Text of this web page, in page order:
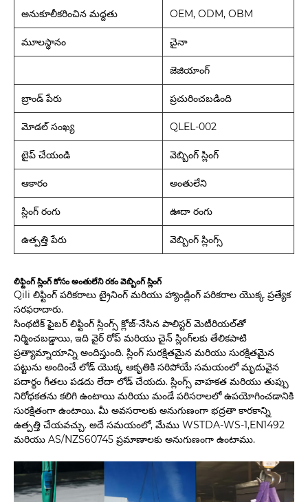
అనుకూలీకరించిన మద్దతు OEM, ODM, OBM
మూలస్థానం చైనా
జెజియాంగ్
బ్రాండ్ పేరు ప్రచురించబడింది
మోడల్ సంఖ్య QLEL-002
టైప్ చేయండి వెబ్బింగ్ స్లింగ్
ఆకారం అంతులేని
స్లింగ్ రంగు ఊదా రంగు
ఉత్పత్తి పేరు వెబ్బింగ్ స్లింగ్స్
లిఫ్టింగ్ స్లింగ్ కోసం అంతులేని రకం వెబ్బింగ్ స్లింగ్
Qili లిఫ్టింగ్ పరికరాలు ట్రైనింగ్ మరియు హ్యాండ్లింగ్ పరికరాల యొక్క ప్రత్యేక
సరఫరాదారు.
సింథటిక్ ఫైబర్ లిఫ్టింగ్ స్లింగ్స్ క్లోజ్-నేసిన పాలిస్టర్ మెటీరియల్‌తో
నిర్మించబడ్డాయి, ఇది వైర్ రోప్ మరియు చైన్ స్లింగ్‌లకు తేలికపాటి
ప్రత్యామ్నాయాన్ని అందిస్తుంది. స్లింగ్ సురక్షితమైన మరియు సురక్షితమైన
పట్టును అందించే లోడ్ యొక్క ఆకృతికి సరిపోయే సమయంలో మృదువైన
పదార్థం గీతలు పడదు లేదా లోడ్ చేయదు. స్లింగ్స్ వాహకత మరియు తుప్పు
నిరోధకతను కలిగి ఉంటాయి మరియు మండే పరిసరాలలో ఉపయోగించడానికి
సురక్షితంగా ఉంటాయి. మీ అవసరాలకు అనుగుణంగా భద్రతా కారకాన్ని
ఉత్పత్తి చేయవచ్చు. అదే సమయంలో, మేము WSTDA-WS-1,EN1492
మరియు AS/NZS60745 ప్రమాణాలకు అనుగుణంగా ఉంటాము.